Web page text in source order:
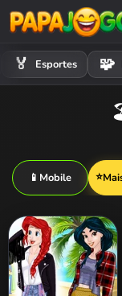
🏅 Esportes 🧩
📱 Mobile ⭐